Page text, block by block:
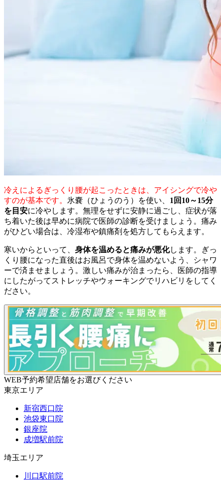
冷えによるぎっくり腰が起こったときは、アイシングで冷や
すのが基本です。 氷嚢（ひょうのう）を使い、 1回10～15分
を目安に冷やします。無理をせずに安静に過ごし、症状が落
ち着いた後は早めに病院で医師の診断を受けましょう。痛み
がひどい場合は、冷湿布や鎮痛剤を処方してもらえます。
寒いからといって、 身体を温めると痛みが悪化します。ぎっ
くり腰になった直後はお風呂で身体を温めないよう、シャワ
ーで済ませましょう。激しい痛みが治まったら、医師の指導
にしたがってストレッチやウォーキングでリハビリをしてく
ださい。
WEB予約希望店舗をお選びください
東京エリア
新宿西口院
池袋東口院
銀座院
成増駅前院
埼玉エリア
川口駅前院